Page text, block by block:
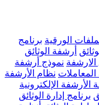
الورقية برنامج
أرشفة الوثائق
الارشفة نموذج أرشفة
المعاملات نظام الأرشفة
الأرشفة الإلكترونية
برنامج إدارة الوثائق